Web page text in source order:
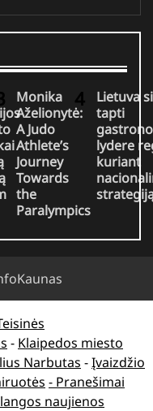
Monika
Aželionytė:
A Judo
Athlete’s
Journey
Towards
the
Paralympics
Lietuva
tapti
lydere
kuriant
- Klaipedos miesto
Narbutas -Įvaizdžio
- Pranešimai
naujienos